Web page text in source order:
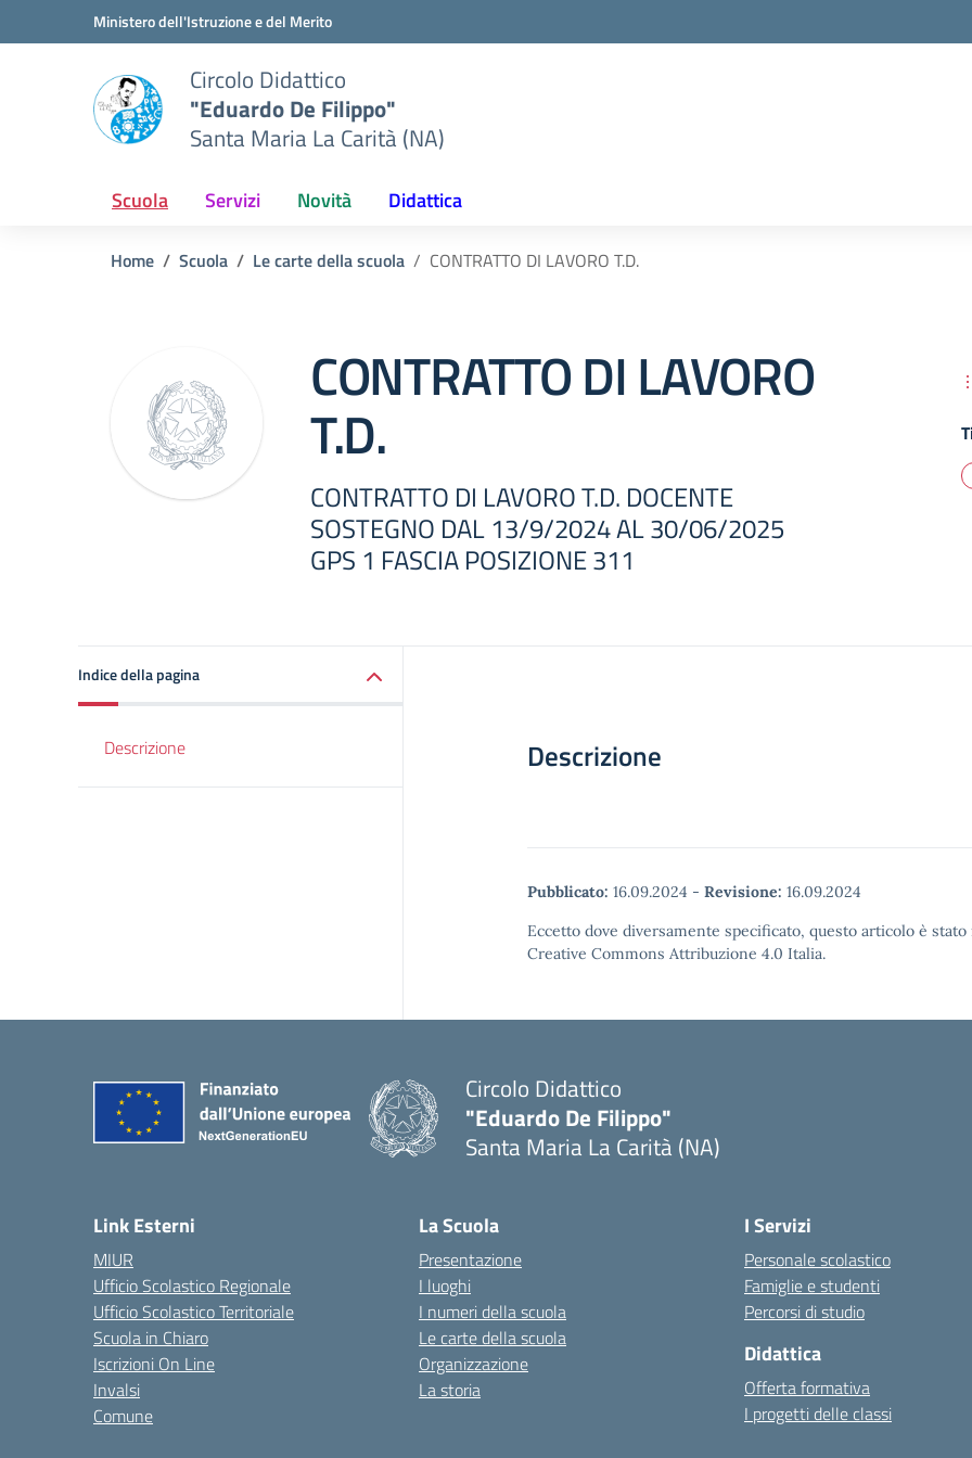
Vai ai contenuti
Vai al menu di navigazioneMinistero dell'Istruzione e del Merito
Circolo Didattico
"Eduardo De Filippo"
Santa Maria La Carità (NA)
Scuola Servizi Novità Didattica
Home Scuola Le carte della scuola CONTRATTO DI LAVORO T.D.
CONTRATTO DI LAVORO
T.D.
CONTRATTO DI LAVORO T.D. DOCENTE
SOSTEGNO DAL 13/9/2024 AL 30/06/2025
GPS 1 FASCIA POSIZIONE 311
Indice della pagina
Descrizione Descrizione
Pubblicato: 16.09.2024 - Revisione: 16.09.2024
Eccetto dove diversamente specificato, questo articolo è
Creative Commons Attribuzione 4.0 Italia.
Circolo Didattico
"Eduardo De Filippo"
Santa Maria La Carità (NA)
Link Esterni
MIUR
Ufficio Scolastico Regionale
Ufficio Scolastico Territoriale
Scuola in Chiaro
Iscrizioni On Line
Invalsi
Comune
La Scuola
Presentazione
I luoghi
I numeri della scuola
Le carte della scuola
Organizzazione
La storia
I Servizi
Personale scolastico
Famiglie e studenti
Percorsi di studio
Didattica
Offerta formativa
I progetti delle classi